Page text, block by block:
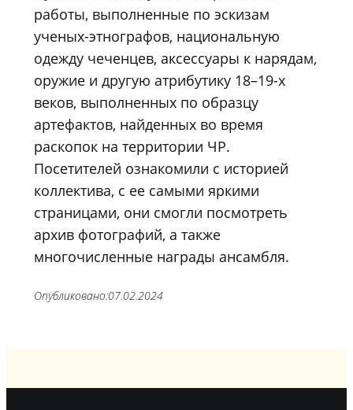
работы, выполненные по эскизам
ученых-этнографов, национальную
одежду чеченцев, аксессуары к нарядам,
оружие и другую атрибутику 18–19-х
веков, выполненных по образцу
артефактов, найденных во время
раскопок на территории ЧР.
Посетителей ознакомили с историей
коллектива, с ее самыми яркими
страницами, они смогли посмотреть
архив фотографий, а также
многочисленные награды ансамбля.
Опубликовано:07.02.2024